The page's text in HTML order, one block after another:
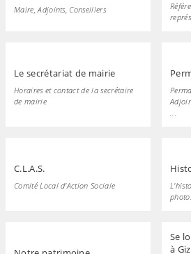
Maire, Adjoints, Conseillers
Le secrétariat de mairie
Horaires et contact de la secrétaire
de mairie
...
C.L.A.S.
Comité Local d'Action Sociale
Se
à